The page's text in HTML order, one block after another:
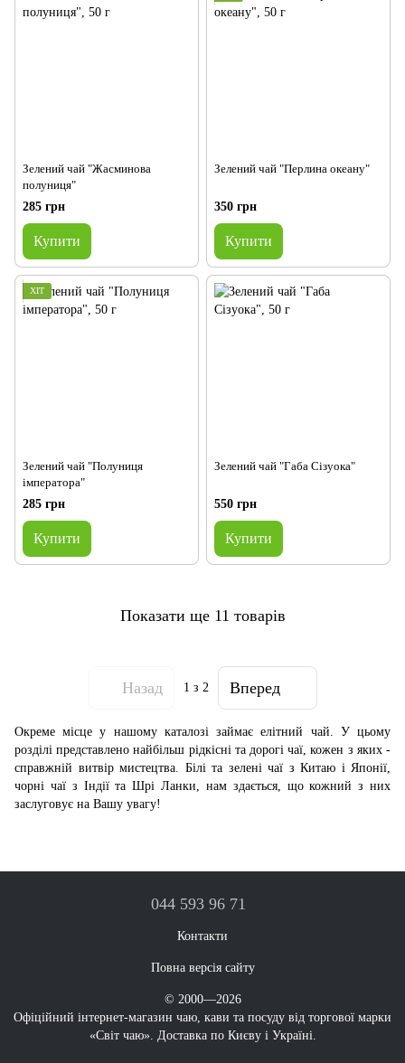
Зелений чай "Жасминова
полуниця"
285 грн
Купити
Зелений чай "Перлина океану"
350 грн
Купити
ХІТ
Зелений чай "Полуниця
імператора"
285 грн
Купити
Зелений чай "Габа Сізуока"
550 грн
Купити
Показати ще 11 товарів
Назад 1 з 2 Вперед
Окреме місце у нашому каталозі займає елітний чай. У цьому
розділі представлено найбільш рідкісні та дорогі чаї, кожен з яких -
справжній витвір мистецтва. Білі та зелені чаї з Китаю і Японії,
чорні чаї з Індії та Шрі Ланки, нам здається, що кожний з них
заслуговує на Вашу увагу!
044 593 96 71
Контакти
Повна версія сайту
© 2000—2026
Офіційний інтернет-магазин чаю, кави та посуду від торгової марки
«Світ чаю». Доставка по Києву і Україні.